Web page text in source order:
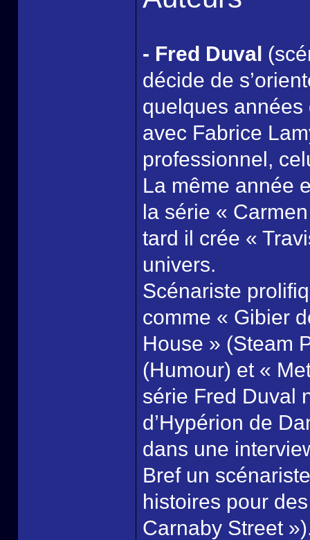
- Fred Duval
décide de
quelques
avec Fabrice
professionnel,
La même année
la série «
tard il crée «
univers.
Scénariste
comme « Gibier
House » (Steam
(Humour) et «
série Fred Duval
d’Hypérion de
dans une
Bref un
histoires pour
Carnaby Street